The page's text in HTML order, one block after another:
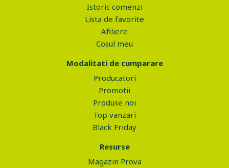
Istoric comenzi
Lista de favorite
Afiliere
Cosul meu
Modalitati de cumparare
Producatori
Promotii
Produse noi
Top vanzari
Black Friday
Resurse
Magazin Prova